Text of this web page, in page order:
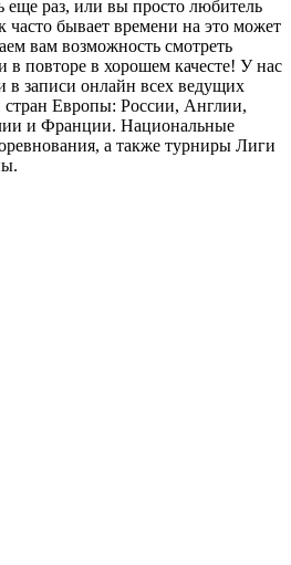
еще раз, или вы просто любитель
часто бывает времени на это может
вам возможность смотреть
повторе в хорошем качесте! У нас
в записи онлайн всех ведущих
Европы: России, Англии,
и Франции. Национальные
а также турниры Лиги